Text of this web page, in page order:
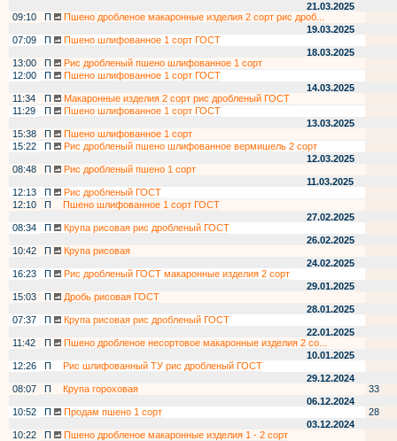
21.03.2025
09:10
П
Пшено дробленое макаронные изделия 2 сорт рис дроб...
19.03.2025
07:09
П
Пшено шлифованное 1 сорт ГОСТ
18.03.2025
13:00
П
Рис дробленый пшено шлифованное 1 сорт
12:00
П
Пшено шлифованное 1 сорт ГОСТ
14.03.2025
11:34
П
Макаронные изделия 2 сорт рис дробленый ГОСТ
11:29
П
Пшено шлифованное 1 сорт ГОСТ
13.03.2025
15:38
П
Пшено шлифованное 1 сорт
15:22
П
Рис дробленый пшено шлифованное вермишель 2 сорт
12.03.2025
08:48
П
Рис дробленый пшено 1 сорт
11.03.2025
12:13
П
Рис дробленый ГОСТ
12:10
П
Пшено шлифованное 1 сорт ГОСТ
27.02.2025
08:34
П
Крупа рисовая рис дробленый ГОСТ
26.02.2025
10:42
П
Крупа рисовая
24.02.2025
16:23
П
Рис дробленый ГОСТ макаронные изделия 2 сорт
29.01.2025
15:03
П
Дробь рисовая ГОСТ
28.01.2025
07:37
П
Крупа рисовая рис дробленый ГОСТ
22.01.2025
11:42
П
Пшено дробленое несортовое макаронные изделия 2 со...
10.01.2025
12:26
П
Рис шлифованный ТУ рис дробленый ГОСТ
29.12.2024
08:07
П Крупа гороховая
33
06.12.2024
10:52
П Продам пшено 1 сорт
28
03.12.2024
10:22
П
Пшено дробленое макаронные изделия 1 - 2 сорт